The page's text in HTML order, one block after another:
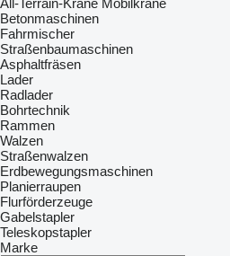
All-Terrain-Krane Mobilkrane
Betonmaschinen
Fahrmischer
Straßenbaumaschinen
Asphaltfräsen
Lader
Radlader
Bohrtechnik
Rammen
Walzen
Straßenwalzen
Erdbewegungsmaschinen
Planierraupen
Flurförderzeuge
Gabelstapler
Teleskopstapler
Marke